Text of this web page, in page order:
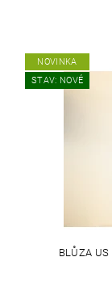
NOVINKA
STAV: NOVÉ
BLŮZA US